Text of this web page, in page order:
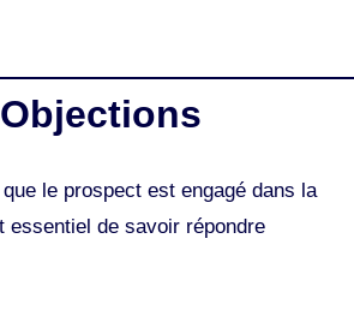
le prospect est engagé dans la
essentiel de savoir répondre